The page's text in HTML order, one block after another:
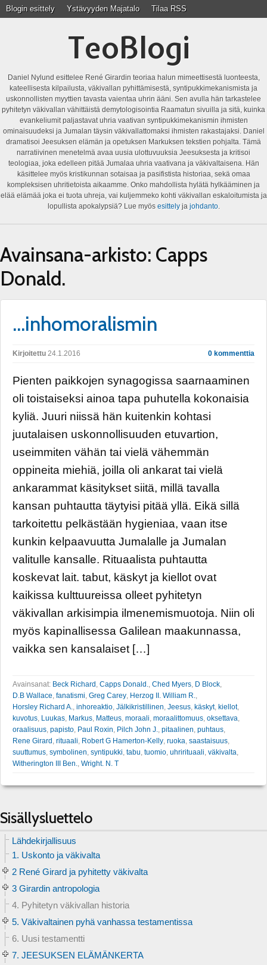
Blogin esittely Ystävyyden Majatalo Tilaa RSS
TeoBlogi
Daniel Nylund esittelee René Girardin teoriaa halun mimeettisestä luonteesta,
kateellisesta kilpailusta, väkivallan pyhittämisestä, syntipukkimekanismista ja
uskonnollisten myyttien tavasta vaientaa uhrin ääni. Sen avulla hän tarkastelee
pyhitetyn väkivallan vähittäistä demytologisointia Raamatun sivuilla ja sitä, kuinka
evankeliumit paljastavat uhria vaativan syntipukkimekanismin ihmisten
ominaisuudeksi ja Jumalan täysin väkivallattomaksi ihmisten rakastajaksi. Daniel
dramatisoi Jeesuksen elämän ja opetuksen Markuksen tekstien pohjalta. Tämä
narratiivinen menetelmä avaa uusia ulottuvuuksia Jeesuksesta ja kritisoi
teologiaa, joka edelleen pitää Jumalaa uhria vaativana ja väkivaltaisena. Hän
käsittelee myös kristikunnan sotaisaa ja pasifistista historiaa, sekä omaa
kompleksisen uhritietoista aikaamme. Onko mahdollista hylätä hylkääminen ja
elää elämää joka ei tuota uhreja, vai kuljemmeko kohti väkivallan eskaloitumista ja
lopullista apokalypsiä? Lue myös esittelyja johdanto.
Avainsana-arkisto: Capps
Donald.
…inhomoralismin
Kirjoitettu 24.1.2016 0 kommenttia
Pienten paikkojen synagogissa saarnaaminen
oli toistaiseksi ainoa tapa puhutella kokonaisia
kyliä. Juuri niissä hän kuitenkin kohtasi
juutalaisen uskonnollisuuden etuvartion,
useimmiten vähän tai vielä vähemmän
oppineita miehiä, joilla oli ankarat tai vielä
ankarammat käsitykset siitä, millä tavalla
kansan puhtautta täytyisi pitää yllä. Eikä sillä
tarkoitettu pelkästään hygieniaa, vaan itse
kunkin kelpaavuutta Jumalalle ja Jumalan
valitulle kansalle. Rituaalista puhtautta
koskevat lait. tabut, käskyt ja kiellot ovat
kaikissa kulttuureissa olleet pyhitetyn
väkivallan arkisimpia ilmenemismuotoja. Niin oli
myös kapinallisessa Galilean maakunnassa,
vaikka sen kansalaiset […]
Avainsanat: Beck Richard Capps Donald. Ched Myers D Block
D.B Wallace fanatismi Greg Carey Herzog II. William R.
Horsley Richard A.
inhoreaktio Jälkikristillinen Jeesus käskyt, kiellot,
kuvotus Luukas Markus Matteus moraali moraalittomuus oksettava
oraalisuus papisto Paul Roxin Pilch John J. pitaalinen puhtaus
Rene Girard rituaali Robert G Hamerton-Kelly ruoka saastaisuus
suuttumus symbolinen syntipukki tabu tuomio uhrirituaali väkivalta
Witherington III Ben.
Wright. N. T
Sisällysluettelo
Lähdekirjallisuus
1. Uskonto ja väkivalta
2 René Girard ja pyhitetty väkivalta
3 Girardin antropologia
4. Pyhitetyn väkivallan historia
5. Väkivaltainen pyhä vanhassa testamentissa
6. Uusi testamentti
7. JEESUKSEN ELÄMÄNKERTA